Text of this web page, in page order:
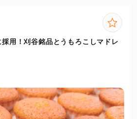
用！刈谷銘品とうもろこしマドレ